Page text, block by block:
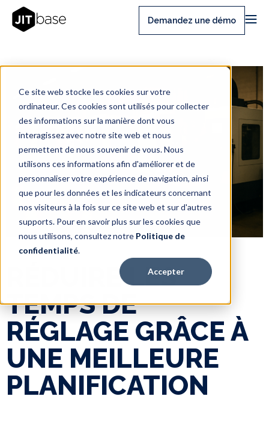
Ce site web stocke les cookies sur votre
ordinateur. Ces cookies sont utilisés pour collecter
des informations sur la manière dont vous
interagissez avec notre site web et nous
permettent de nous souvenir de vous. Nous
utilisons ces informations afin d'améliorer et de
personnaliser votre expérience de navigation, ainsi
que pour les données et les indicateurs concernant
nos visiteurs à la fois sur ce site web et sur d'autres
supports. Pour en savoir plus sur les cookies que
nous utilisons, consultez notre Politique de
confidentialité.
Accepter
Demandez une démo
RÉDUIRE LES
TEMPS DE
RÉGLAGE GRÂCE À
UNE MEILLEURE
PLANIFICATION